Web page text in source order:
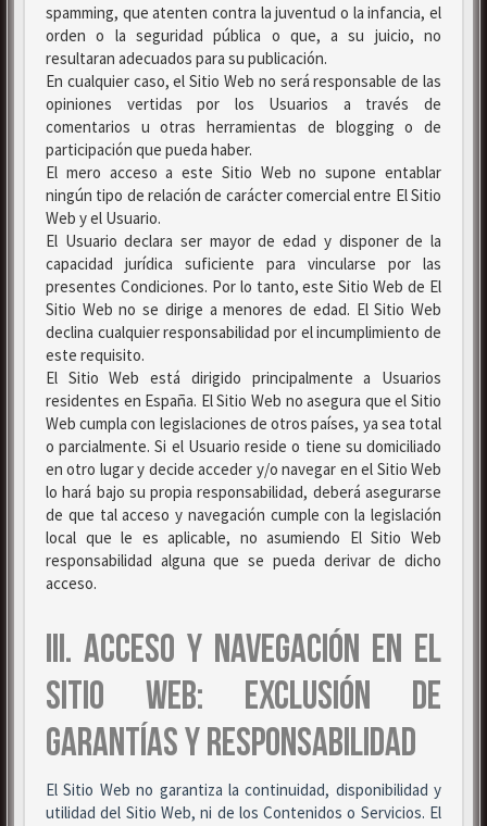
spamming, que atenten contra la juventud o la infancia, el
orden o la seguridad pública o que, a su juicio, no
resultaran adecuados para su publicación.
En cualquier caso, el Sitio Web no será responsable de las
opiniones vertidas por los Usuarios a través de
comentarios u otras herramientas de blogging o de
participación que pueda haber.
El mero acceso a este Sitio Web no supone entablar
ningún tipo de relación de carácter comercial entre El Sitio
Web y el Usuario.
El Usuario declara ser mayor de edad y disponer de la
capacidad jurídica suficiente para vincularse por las
presentes Condiciones. Por lo tanto, este Sitio Web de El
Sitio Web no se dirige a menores de edad. El Sitio Web
declina cualquier responsabilidad por el incumplimiento de
este requisito.
El Sitio Web está dirigido principalmente a Usuarios
residentes en España. El Sitio Web no asegura que el Sitio
Web cumpla con legislaciones de otros países, ya sea total
o parcialmente. Si el Usuario reside o tiene su domiciliado
en otro lugar y decide acceder y/o navegar en el Sitio Web
lo hará bajo su propia responsabilidad, deberá asegurarse
de que tal acceso y navegación cumple con la legislación
local que le es aplicable, no asumiendo El Sitio Web
responsabilidad alguna que se pueda derivar de dicho
acceso.
III. ACCESO Y NAVEGACIÓN EN EL
SITIO WEB: EXCLUSIÓN DE
GARANTÍAS Y RESPONSABILIDAD
El Sitio Web no garantiza la continuidad, disponibilidad y
utilidad del Sitio Web, ni de los Contenidos o Servicios. El